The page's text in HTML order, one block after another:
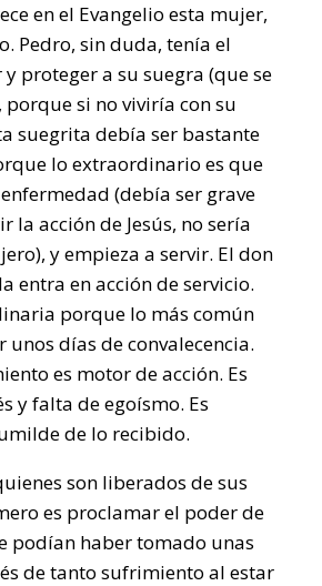
en el Evangelio esta mujer,
Pedro, sin duda, tenía el
proteger a su suegra (que se
si no viviría con su
suegrita debía ser bastante
lo extraordinario es que
(debía ser grave
la acción de Jesús, no sería
y empieza a servir. El don
entra en acción de servicio.
porque lo más común
días de convalecencia.
es motor de acción. Es
y falta de egoísmo. Es
de lo recibido.
son liberados de sus
es proclamar el poder de
podían haber tomado unas
de tanto sufrimiento al estar